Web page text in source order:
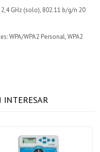
GHz (solo), 802.11 b/g/n 20
WPA/WPA2 Personal, WPA2
INTERESAR